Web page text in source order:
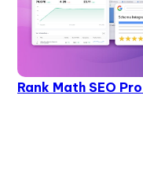
Rank Math SEO